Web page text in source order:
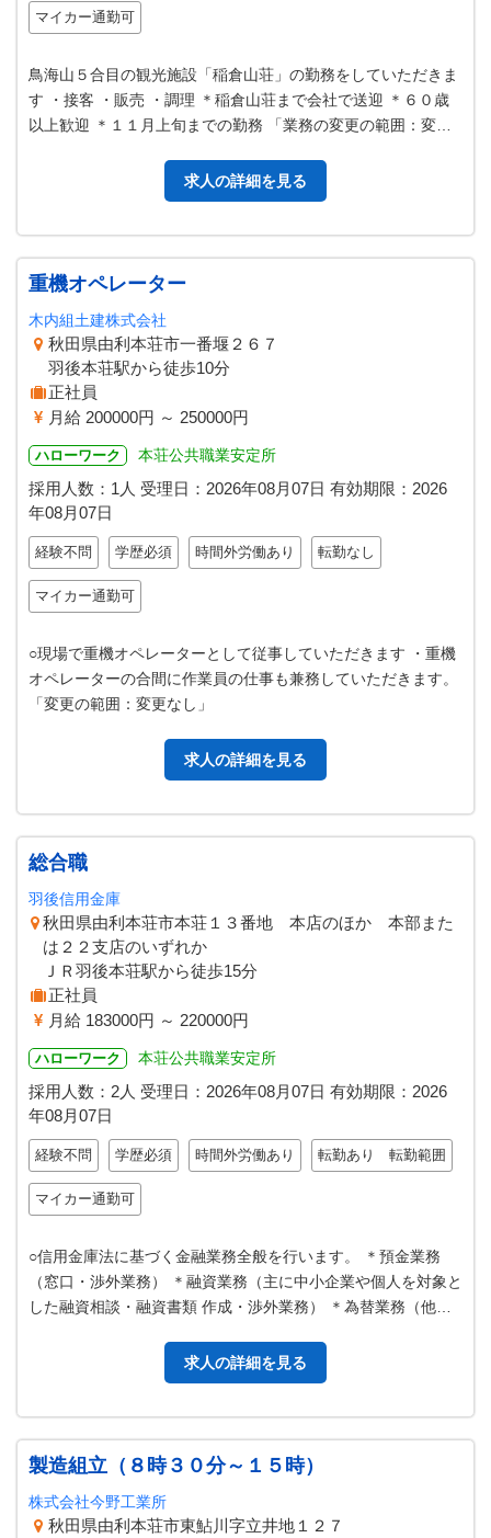
マイカー通勤可
鳥海山５合目の観光施設「稲倉山荘」の勤務をしていただきま
す ・接客 ・販売 ・調理 ＊稲倉山荘まで会社で送迎 ＊６０歳
以上歓迎 ＊１１月上旬までの勤務 「業務の変更の範囲：変更
求人の詳細を見る
重機オペレーター
木内組土建株式会社
秋田県由利本荘市一番堰２６７
羽後本荘駅から徒歩10分
正社員
月給 200000円 ～ 250000円
ハローワーク 本荘公共職業安定所
採用人数：1人 受理日： 2026年08月07日 有効期限： 2026
年08月07日
経験不問 学歴必須 時間外労働あり 転勤なし
マイカー通勤可
○現場で重機オペレーターとして従事していただきます ・重機
オペレーターの合間に作業員の仕事も兼務していただきます。
「変更の範囲：変更なし」
求人の詳細を見る
総合職
羽後信用金庫
秋田県由利本荘市本荘１３番地 本店のほか 本部また
は２２支店のいずれか
ＪＲ羽後本荘駅から徒歩15分
正社員
月給 183000円 ～ 220000円
ハローワーク 本荘公共職業安定所
採用人数：2人 受理日： 2026年08月07日 有効期限： 2026
年08月07日
経験不問 学歴必須 時間外労働あり 転勤あり 転勤範囲
マイカー通勤可
○信用金庫法に基づく金融業務全般を行います。 ＊預金業務
（窓口・渉外業務） ＊融資業務（主に中小企業や個人を対象と
した融資相談・融資書類 作成・渉外業務） ＊為替業務（他金
求人の詳細を見る
製造組立（８時３０分～１５時）
株式会社今野工業所
秋田県由利本荘市東鮎川字立井地１２７